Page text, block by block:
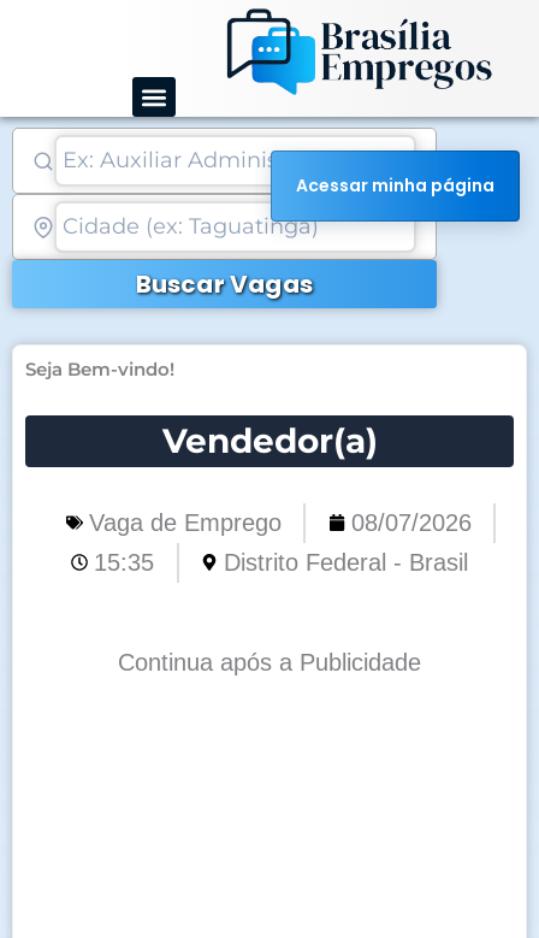
conteúdo
Buscar Vagas
Seja Bem-vindo!
Vendedor(a)
Vaga de Emprego
08/07/2026
15:35
Distrito Federal - Brasil
Continua após a Publicidade
Acessar minha página